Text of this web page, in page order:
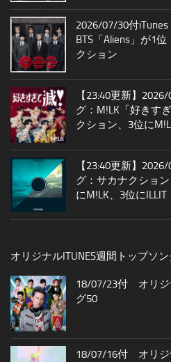
2026/07/30付iTunes
BTS「Aliens」が1
クション
【23:40更新】
グ：M!LK「好きす
クション、3位に
【23:40更新】
グ：サカナクショ
にM!LK、3位にILLIT
オリジナルITUNES週間トップソ
18/07/23付 オリジ
グ50
18/07/16付 オリジ